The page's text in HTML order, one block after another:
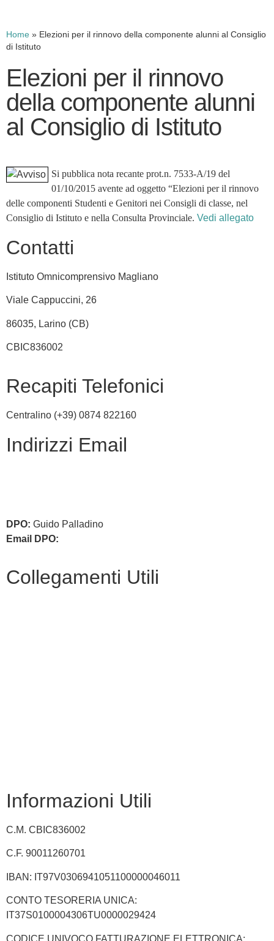
Home » Elezioni per il rinnovo della componente alunni al Consiglio
di Istituto
Elezioni per il rinnovo
della componente alunni
al Consiglio di Istituto
Si pubblica nota recante prot.n. 7533-A/19 del
01/10/2015 avente ad oggetto “Elezioni per il rinnovo
delle componenti Studenti e Genitori nei Consigli di classe, nel
Consiglio di Istituto e nella Consulta Provinciale. Vedi allegato
Contatti
Istituto Omnicomprensivo Magliano
Viale Cappuccini, 26
86035, Larino (CB)
CBIC836002
Recapiti Telefonici
Centralino (+39) 0874 822160
Indirizzi Email
DPO: Guido Palladino
Email DPO:
Collegamenti Utili
Informazioni Utili
C.M. CBIC836002
C.F. 90011260701
IBAN: IT97V0306941051100000046011
CONTO TESORERIA UNICA:
IT37S0100004306TU0000029424
CODICE UNIVOCO FATTURAZIONE ELETTRONICA: